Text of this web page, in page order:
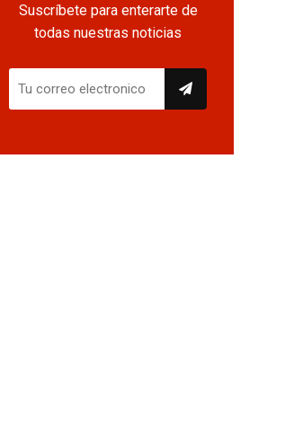
Suscríbete para enterarte de
todas nuestras noticias